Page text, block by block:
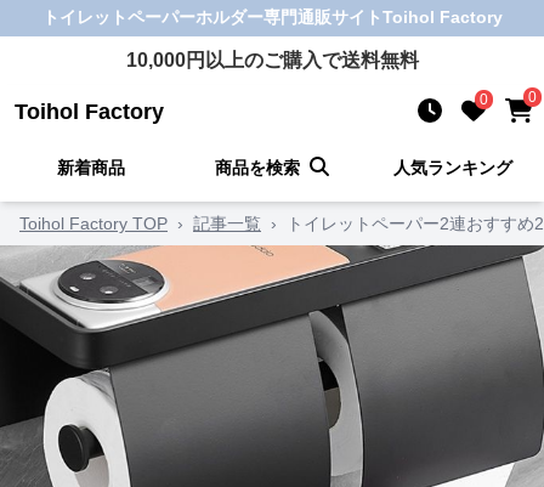
トイレットペーパーホルダー専門通販サイトToihol Factory
10,000円以上のご購入で送料無料
Toihol Factory 0 0
新着商品 商品を検索 人気ランキング
Toihol Factory TOP › 記事一覧 › トイレットペーパー2連おすす